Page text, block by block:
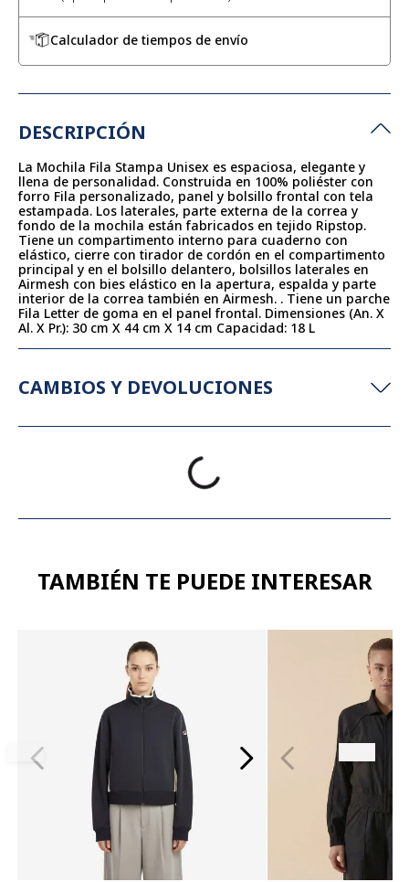
Calculador de tiempos de envío
DESCRIPCIÓN
La Mochila Fila Stampa Unisex es espaciosa, elegante y
llena de personalidad. Construida en 100% poliéster con
forro Fila personalizado, panel y bolsillo frontal con tela
estampada. Los laterales, parte externa de la correa y
fondo de la mochila están fabricados en tejido Ripstop.
Tiene un compartimento interno para cuaderno con
elástico, cierre con tirador de cordón en el compartimento
principal y en el bolsillo delantero, bolsillos laterales en
Airmesh con bies elástico en la apertura, espalda y parte
interior de la correa también en Airmesh. . Tiene un parche
Fila Letter de goma en el panel frontal. Dimensiones (An. X
Al. X Pr.): 30 cm X 44 cm X 14 cm Capacidad: 18 L
CAMBIOS Y DEVOLUCIONES
TAMBIÉN TE PUEDE INTERESAR